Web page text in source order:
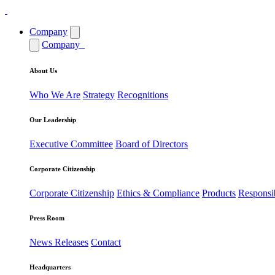
Company
Company
About Us
Who We Are Strategy Recognitions
Our Leadership
Executive Committee Board of Directors
Corporate Citizenship
Corporate Citizenship Ethics & Compliance Products
Press Room
News Releases Contact
Headquarters